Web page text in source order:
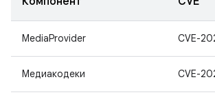
MediaProvider CVE-
Медиакодеки CVE-